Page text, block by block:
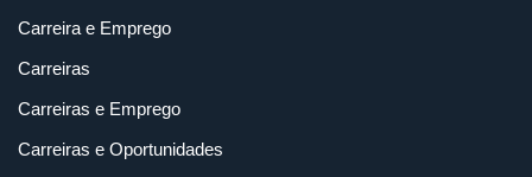
Carreira e Emprego
Carreiras
Carreiras e Emprego
Carreiras e Oportunidades